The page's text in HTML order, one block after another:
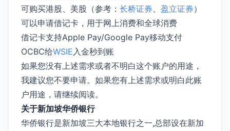
可购买港股、美股（参考： 长桥证券 盈立证券）
可以申请借记卡，用于网上消费和全球消费
借记卡支持Apple Pay/Google Pay移动支付
OCBC给WSIE 入金秒到账
如果您没有上述需求或者不明白这个账户的用途，
我建议您不要申请。如果您有上述需求或明白此账
户用途，请继续阅读。
关于新加坡华侨银行
华侨银行是新加坡三大本地银行之一,总部设在新加